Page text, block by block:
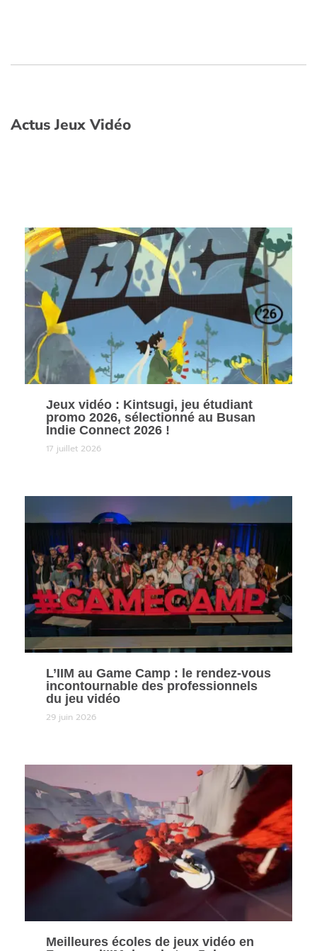
Actus Jeux Vidéo
Jeux vidéo : Kintsugi, jeu étudiant
promo 2026, sélectionné au Busan
Indie Connect 2026 !
17 juillet 2026
L’IIM au Game Camp : le rendez-vous
incontournable des professionnels
du jeu vidéo
29 juin 2026
Meilleures écoles de jeux vidéo en